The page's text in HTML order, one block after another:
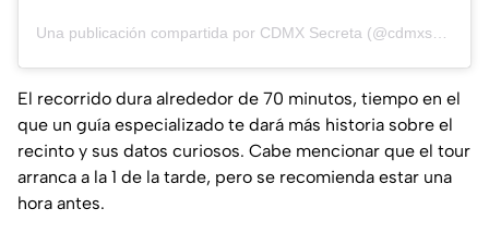
El recorrido dura alrededor de 70 minutos, tiempo en el
que un guía especializado te dará más historia sobre el
recinto y sus datos curiosos. Cabe mencionar que el tour
arranca a la 1 de la tarde, pero se recomienda estar una
hora antes.